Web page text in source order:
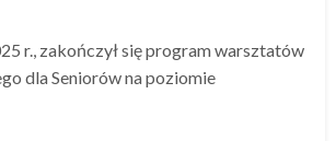
r., zakończył się program warsztatów
dla Seniorów na poziomie